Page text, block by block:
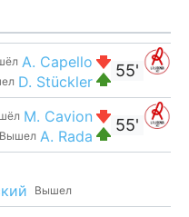
55'
A. Capello
D. Stückler
55'
M. Cavion
Вышел A. Rada
Вышел